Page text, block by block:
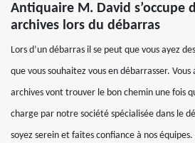
Antiquaire M. David s’occupe
archives lors du débarras
Lors d’un débarras il se peut que vous ayez
que vous souhaitez vous en débarrasser.
archives vont trouver le bon chemin une fois
charge par notre société spécialisée dans le
soyez serein et faites confiance à nos